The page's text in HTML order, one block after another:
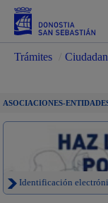
Trámites
ASOCIACIONES-
Identificación